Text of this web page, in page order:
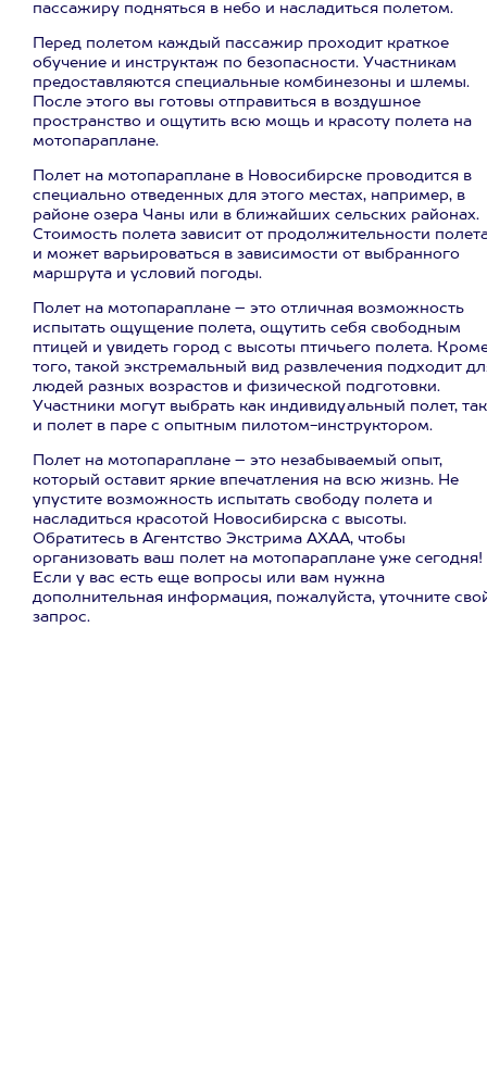
пассажиру подняться в небо и насладиться полетом.
Перед полетом каждый пассажир проходит краткое
обучение и инструктаж по безопасности. Участникам
предоставляются специальные комбинезоны и шлемы.
После этого вы готовы отправиться в воздушное
пространство и ощутить всю мощь и красоту полета на
мотопараплане.
Полет на мотопараплане в Новосибирске проводится в
специально отведенных для этого местах, например, в
районе озера Чаны или в ближайших сельских районах.
Стоимость полета зависит от продолжительности
и может варьироваться в зависимости от выбранного
маршрута и условий погоды.
Полет на мотопараплане – это отличная возможность
испытать ощущение полета, ощутить себя свободным
птицей и увидеть город с высоты птичьего полета.
того, такой экстремальный вид развлечения подходит
людей разных возрастов и физической подготовки.
Участники могут выбрать как индивидуальный полет, так
и полет в паре с опытным пилотом-инструктором.
Полет на мотопараплане – это незабываемый опыт,
который оставит яркие впечатления на всю жизнь. Не
упустите возможность испытать свободу полета и
насладиться красотой Новосибирска с высоты.
Обратитесь в Агентство Экстрима АХАА, чтобы
организовать ваш полет на мотопараплане уже сегодня!
Если у вас есть еще вопросы или вам нужна
дополнительная информация, пожалуйста, уточните
запрос.